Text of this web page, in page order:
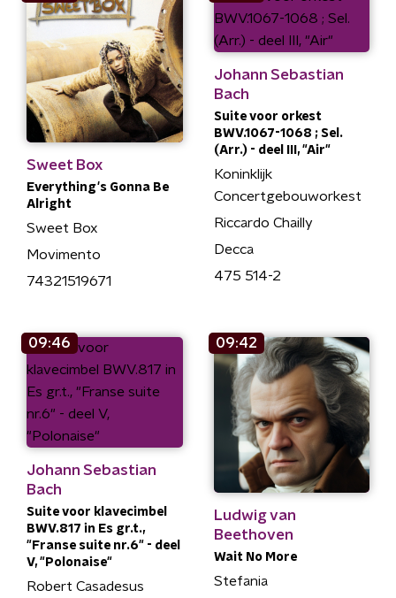
Sweet Box
Everything's Gonna Be
Alright
Sweet Box
Movimento
74321519671
Johann Sebastian
Bach
Suite voor orkest
BWV.1067-1068 ; Sel.
(Arr.) - deel III, "Air"
Koninklijk
Concertgebouworkest
Riccardo Chailly
Decca
475 514-2
09:46
Johann Sebastian
Bach
Suite voor klavecimbel
BWV.817 in Es gr.t.,
"Franse suite nr.6" - deel
V, "Polonaise"
Robert Casadesus
09:42
Ludwig van
Beethoven
Wait No More
Stefania